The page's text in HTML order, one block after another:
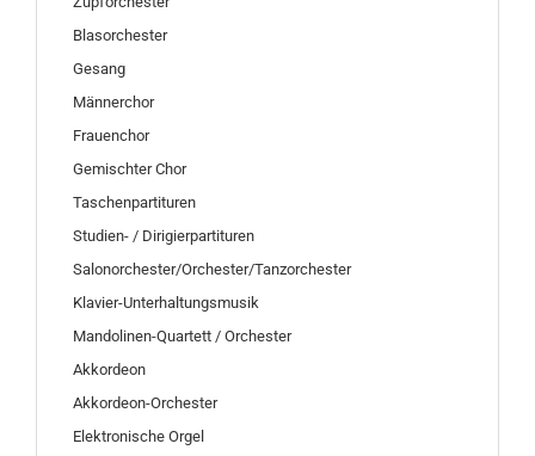
Blasorchester
Gesang
Männerchor
Frauenchor
Gemischter Chor
Taschenpartituren
Studien- / Dirigierpartituren
Salonorchester/Orchester/Tanzorchester
Klavier-Unterhaltungsmusik
Mandolinen-Quartett / Orchester
Akkordeon
Akkordeon-Orchester
Elektronische Orgel